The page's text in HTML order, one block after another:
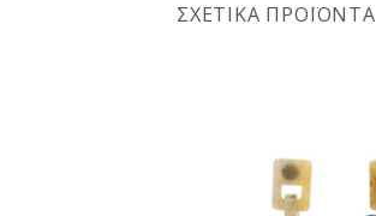
ΣΧΕΤΙΚΆ ΠΡΟΪΌΝΤΑ